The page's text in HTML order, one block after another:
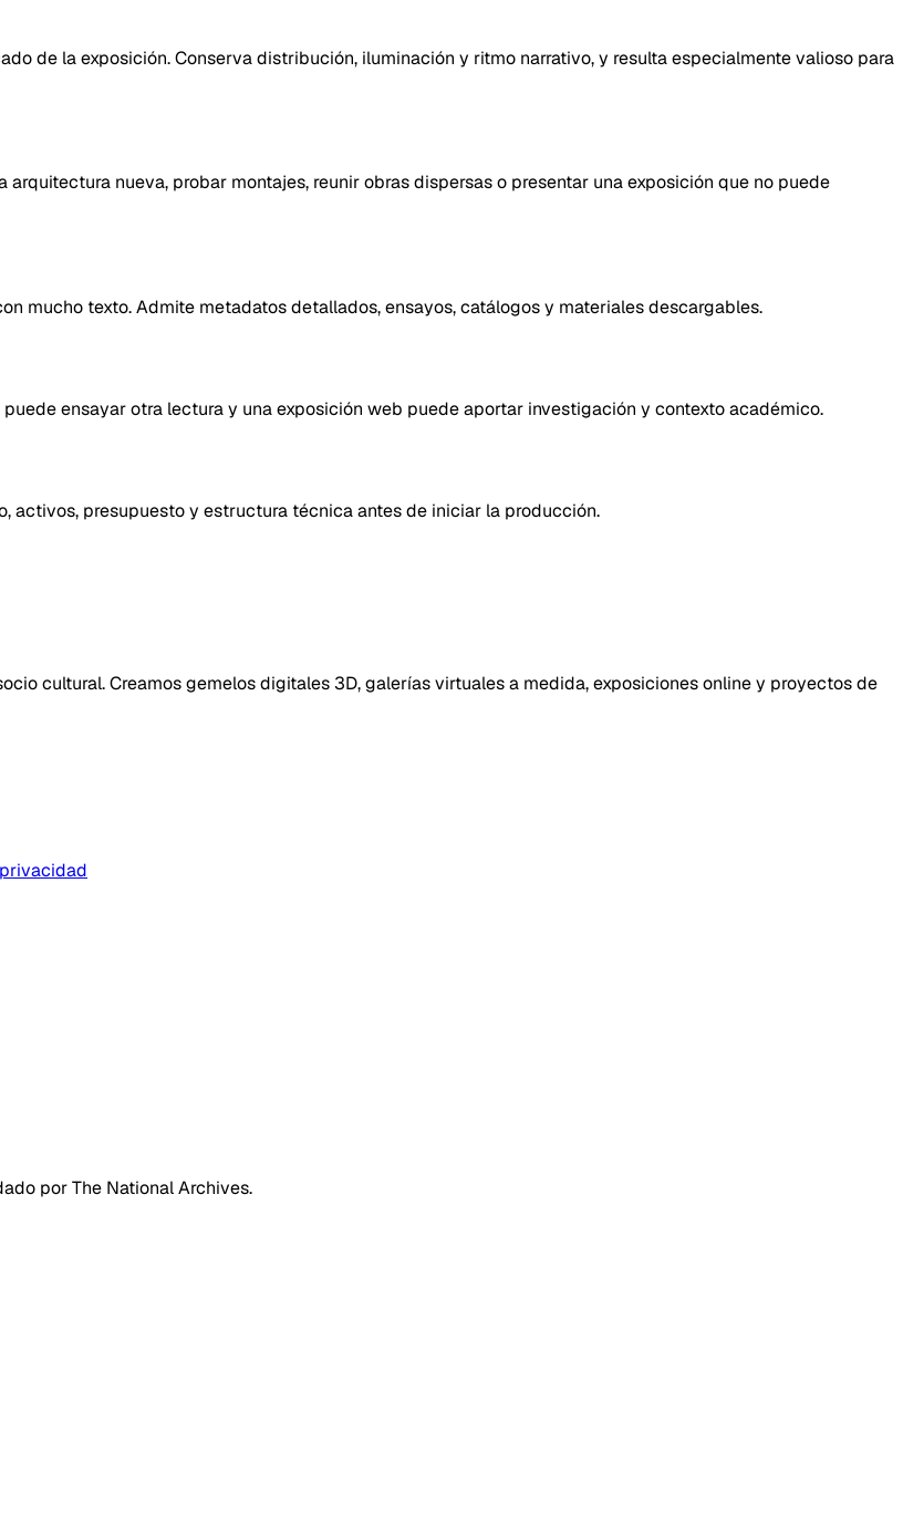
de la exposición. Conserva distribución, iluminación y ritmo narrativo, y resulta especialmente valioso para
nueva, probar montajes, reunir obras dispersas o presentar una exposición que no puede
mucho texto. Admite metadatos detallados, ensayos, catálogos y materiales descargables.
ensayar otra lectura y una exposición web puede aportar investigación y contexto académico.
presupuesto y estructura técnica antes de iniciar la producción.
cultural. Creamos gemelos digitales 3D, galerías virtuales a medida, exposiciones online y proyectos de
por The National Archives.